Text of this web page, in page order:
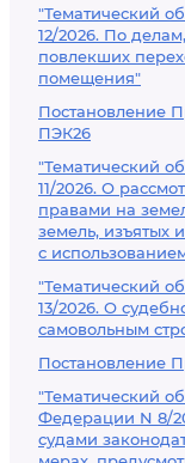
"Тематический
12/2026. По
повлекших
помещения"
Постановление
ПЭК26
"Тематический
11/2026. О
правами на
земель, изъятых
с
"Тематический
13/2026. О
самовольным
Постановление
"Тематический
Федерации N 8/
судами